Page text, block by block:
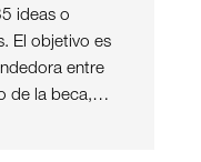
ideas o
El objetivo es
entre
de la beca,…